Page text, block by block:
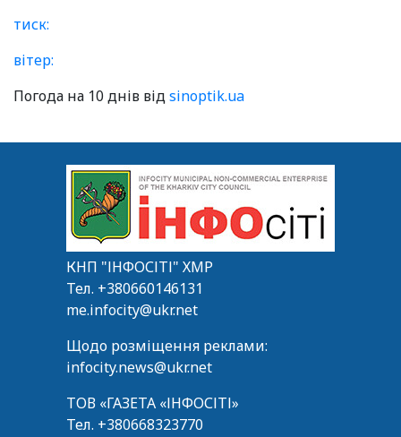
тиск:
вітер:
Погода на 10 днів відsinoptik.ua
КНП "ІНФОСІТІ" ХМР
Тел. +380660146131
me.infocity@ukr.net
Щодо розміщення реклами:
infocity.news@ukr.net
ТОВ «ГАЗЕТА «ІНФОСІТІ»
Тел. +380668323770